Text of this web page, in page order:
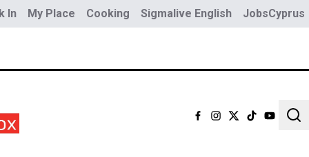
In My Place Cooking Sigmalive English JobsCyprus